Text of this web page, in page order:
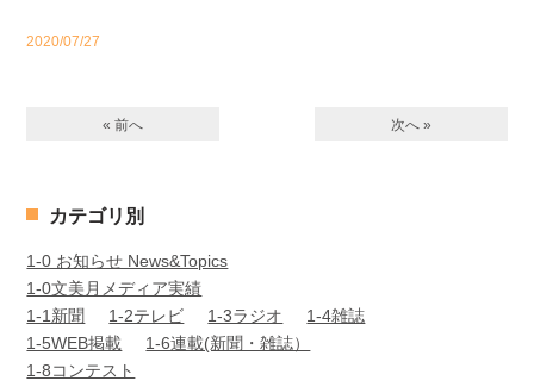
2020/07/27
« 前へ 次へ »
カテゴリ別
1-0 お知らせ News&Topics
1-0文美月メディア実績
1-1新聞
1-2テレビ 1-3ラジオ
1-4雑誌
1-5WEB掲載
1-6連載(新聞・雑誌）
1-8コンテスト